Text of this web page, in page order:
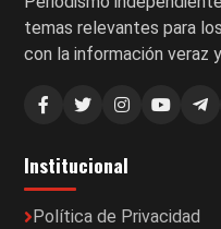
temas relevantes para
con la información veraz
Institucional
Política de Privacidad